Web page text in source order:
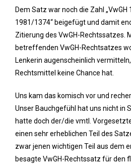
Dem Satz war noch die Zahl
1981/1374“ beigefügt und damit
Zitierung des VwGH-Rechtssatzes.
betreffenden VwGH-Rechtsatzes
Lenkerin augenscheinlich
Rechtsmittel keine Chance hat.
Uns kam das komisch vor und
Unser Bauchgefühl hat uns nicht in
hatte doch der/die vmtl.
einen sehr erheblichen Teil des
zwar jenen wichtigen Teil aus dem
besagte VwGH-Rechtssatz für den